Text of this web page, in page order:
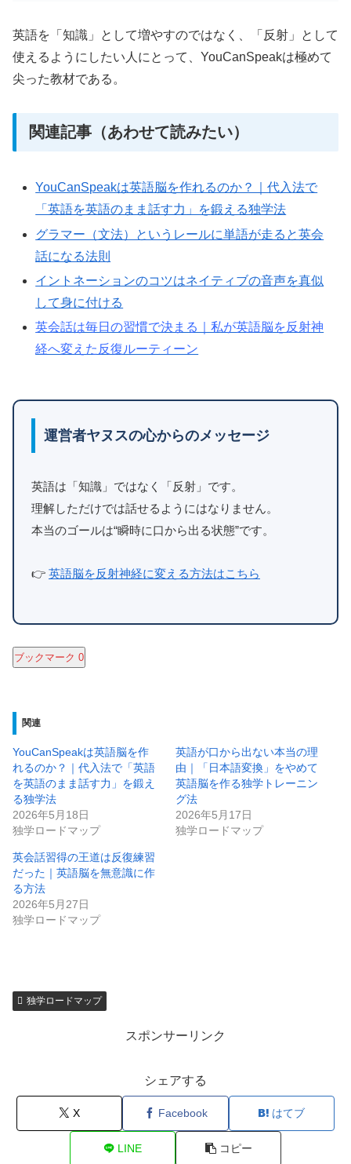
英語を「知識」として増やすのではなく、「反射」として
使えるようにしたい人にとって、YouCanSpeakは極めて
尖った教材である。
関連記事（あわせて読みたい）
YouCanSpeakは英語脳を作れるのか？｜代入法で
「英語を英語のまま話す力」を鍛える独学法
グラマー（文法）というレールに単語が走ると英会
話になる法則
イントネーションのコツはネイティブの音声を真似
して身に付ける
英会話は毎日の習慣で決まる｜私が英語脳を反射神
経へ変えた反復ルーティーン
運営者ヤヌスの心からのメッセージ
英語は「知識」ではなく「反射」です。
理解しただけでは話せるようにはなりません。
本当のゴールは“瞬時に口から出る状態”です。
👉 英語脳を反射神経に変える方法はこちら
ブックマーク 0
関連
YouCanSpeakは英語脳を作
れるのか？｜代入法で「英語
を英語のまま話す力」を鍛え
る独学法
2026年5月18日
独学ロードマップ
英語が口から出ない本当の理
由｜「日本語変換」をやめて
英語脳を作る独学トレーニン
グ法
2026年5月17日
独学ロードマップ
​英会話習得の王道は反復練習
だった｜英語脳を無意識に作
る方法
2026年5月27日
独学ロードマップ
独学ロードマップ
スポンサーリンク
シェアする
X Facebook はてブ
LINE コピー